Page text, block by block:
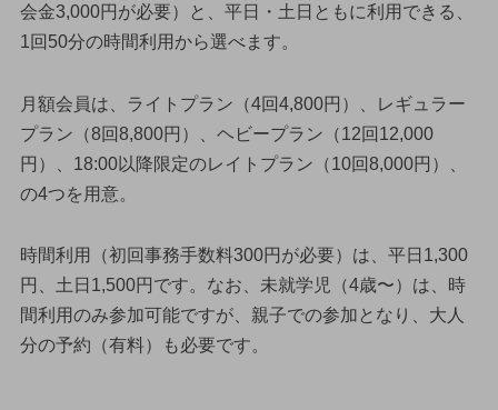
会金3,000円が必要）と、平日・土日ともに利用できる、
1回50分の時間利用から選べます。
月額会員は、ライトプラン（4回4,800円）、レギュラー
プラン（8回8,800円）、ヘビープラン（12回12,000
円）、18:00以降限定のレイトプラン（10回8,000円）、
の4つを用意。
時間利用（初回事務手数料300円が必要）は、平日1,300
円、土日1,500円です。なお、未就学児（4歳〜）は、時
間利用のみ参加可能ですが、親子での参加となり、大人
分の予約（有料）も必要です。